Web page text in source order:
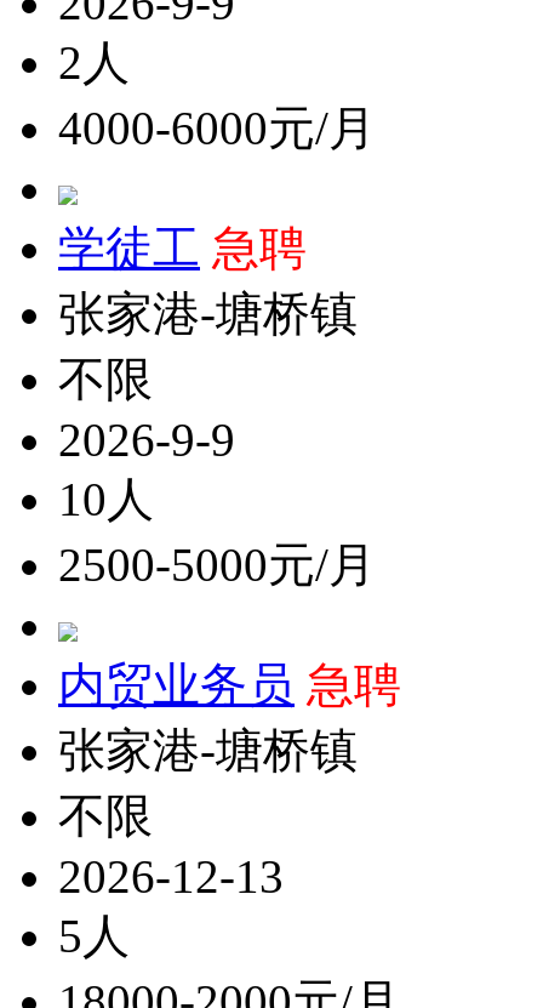
2人
4000-6000元/月
学徒工 急聘
张家港-塘桥镇
不限
2026-9-9
10人
2500-5000元/月
内贸业务员 急聘
张家港-塘桥镇
不限
2026-12-13
5人